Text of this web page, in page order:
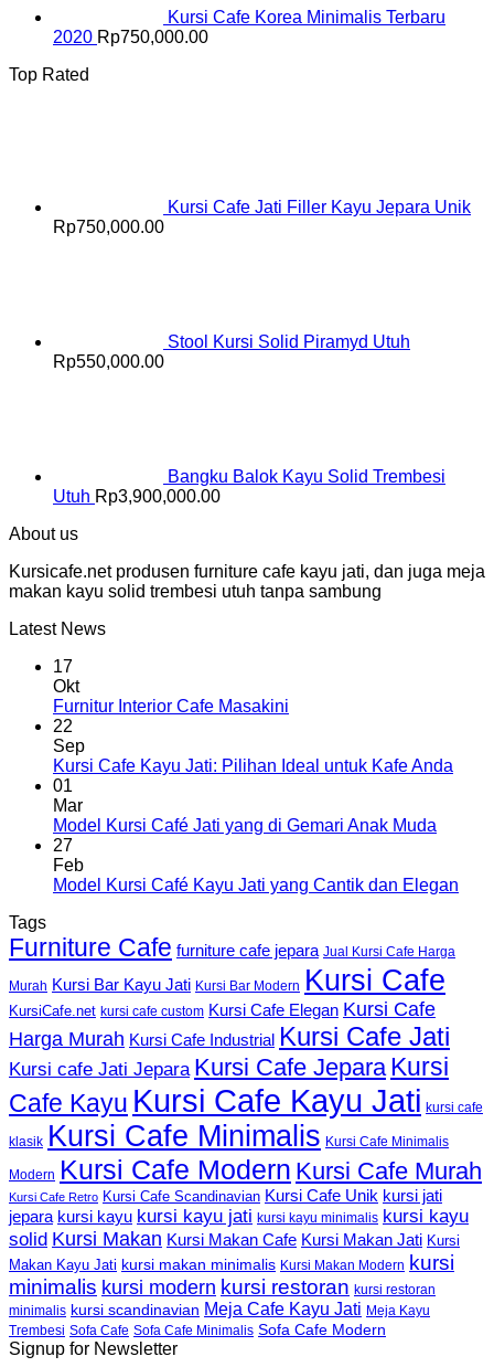
Kursi Cafe Korea Minimalis Terbaru
2020 Rp750,000.00
Top Rated
Kursi Cafe Jati Filler Kayu Jepara Unik
Rp750,000.00
Stool Kursi Solid Piramyd Utuh
Rp550,000.00
Bangku Balok Kayu Solid Trembesi
Utuh Rp3,900,000.00
About us
Kursicafe.net produsen furniture cafe kayu jati, dan juga meja
makan kayu solid trembesi utuh tanpa sambung
Latest News
17
Okt
Furnitur Interior Cafe Masakini
22
Sep
Kursi Cafe Kayu Jati: Pilihan Ideal untuk Kafe Anda
01
Mar
Model Kursi Café Jati yang di Gemari Anak Muda
27
Feb
Model Kursi Café Kayu Jati yang Cantik dan Elegan
Tags
Furniture Cafe furniture cafe jepara Jual Kursi Cafe Harga
Murah Kursi Bar Kayu Jati Kursi Bar Modern Kursi Cafe
KursiCafe.net kursi cafe custom Kursi Cafe Elegan Kursi Cafe
Harga Murah Kursi Cafe Industrial Kursi Cafe Jati
Kursi cafe Jati Jepara Kursi Cafe Jepara Kursi
Cafe Kayu Kursi Cafe Kayu Jati kursi cafe
klasik Kursi Cafe Minimalis Kursi Cafe Minimalis
Modern Kursi Cafe Modern Kursi Cafe Murah
Kursi Cafe Retro Kursi Cafe Scandinavian Kursi Cafe Unik kursi jati
jepara kursi kayu kursi kayu jati kursi kayu minimalis kursi kayu
solid Kursi Makan Kursi Makan Cafe Kursi Makan Jati Kursi
Makan Kayu Jati kursi makan minimalis Kursi Makan Modern
kursi
minimalis kursi modern kursi restoran kursi restoran
minimalis kursi scandinavian Meja Cafe Kayu Jati Meja Kayu
Trembesi Sofa Cafe Sofa Cafe Minimalis Sofa Cafe Modern
Signup for Newsletter